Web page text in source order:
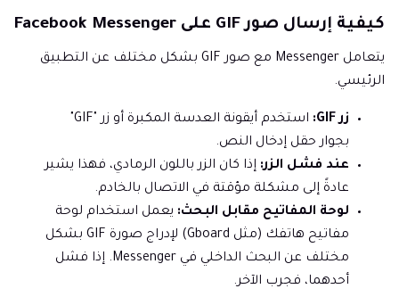
كيفية إرسال صور GIF على Facebook Messenger
يتعامل Messenger مع صور GIF بشكل مختلف عن التطبيق
الرئيسي.
زر GIF:
بجوار حقل إدخال النص.
عند فشل الزر: إذا كان الزر باللون الرمادي، فهذا يشير
عادةً إلى مشكلة مؤقتة في الاتصال بالخادم.
لوحة المفاتيح مقابل البحث: يعمل استخدام لوحة
مفاتيح هاتفك (مثل Gboard) لإدراج صورة GIF بشكل
مختلف عن البحث الداخلي في Messenger. إذا فشل
أحدهما، فجرب الآخر.